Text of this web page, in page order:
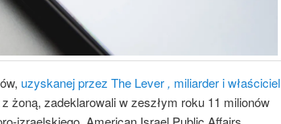
uzyskanej przez The Lever , miliarder i właściciel
żoną, zadeklarowali w zeszłym roku 11 milionów